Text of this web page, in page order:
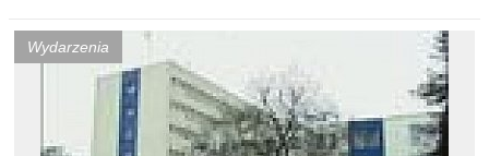
Wydarzenia